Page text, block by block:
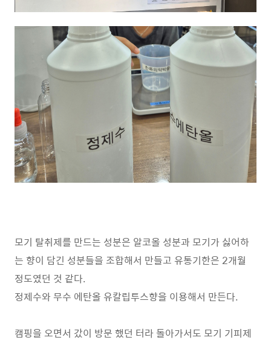
모기 탈취제를 만드는 성분은 알코올 성분과 모기가 싫어하
는 향이 담긴 성분들을 조합해서 만들고 유통기한은 2개월
정도였던 것 같다.
정제수와 무수 에탄올 유칼립투스향을 이용해서 만든다.
캠핑을 오면서 갔이 방문 했던 터라 돌아가서도 모기 기피제